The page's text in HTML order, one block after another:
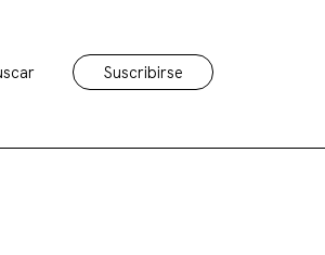
Suscribirse